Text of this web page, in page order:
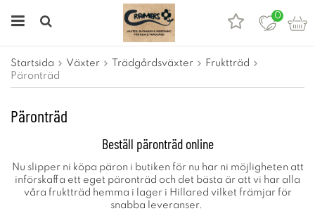
0
Startsida Växter Trädgårdsväxter
Fruktträd
Päronträd
Päronträd
Beställ päronträd online
Nu slipper ni köpa päron i butiken för nu har ni möjligheten att
införskaffa ett eget päronträd och det bästa är att vi har alla
våra fruktträd hemma i lager i Hillared vilket främjar för
snabba leveranser.